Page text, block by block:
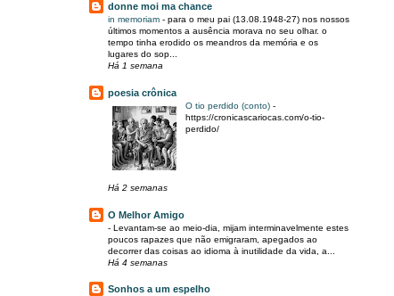
donne moi ma chance
in memoriam - para o meu pai (13.08.1948-27) nos nossos
últimos momentos a ausência morava no seu olhar. o
tempo tinha erodido os meandros da memória e os
lugares do sop...
Há 1 semana
poesia crônica
O tio perdido (conto) -
https://cronicascariocas.com/o-tio-
perdido/
Há 2 semanas
O Melhor Amigo
- Levantam-se ao meio-dia, mijam interminavelmente estes
poucos rapazes que não emigraram, apegados ao
decorrer das coisas ao idioma à inutilidade da vida, a...
Há 4 semanas
Sonhos a um espelho